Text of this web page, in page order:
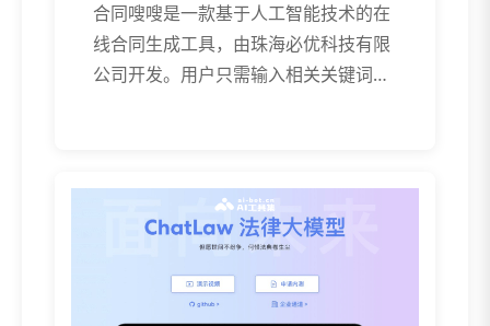
合同嗖嗖是一款基于人工智能技术的在
线合同生成工具，由珠海必优科技有限
公司开发。用户只需输入相关关键词，